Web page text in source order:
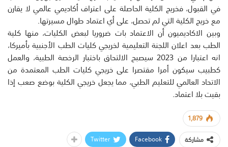
في القبول، فخريج الكلية الحاصلة على اعتراف أكاديمي عالمي لا يقارن
مع خريج الكلية التي لم تحصل، على أي اعتماد طوال مسيرتها.
وبين الاكاديميون أن الاعتماد بات ضروريا لبعض الكليات، منها كلية
الطب بعد اعلان اللجنة التعليمية لخريجي كليات الطب الأجنبية بأميركا،
انه اعتبارا من 2023 سيصبح الالتحاق باختبار الرخصة الطبية، والعمل
كطبيب سيكون أمرا مقتصرا على خريجي كليات الطب المعتمدة من
الاتحاد العالمي للتعليم الطبي، مما يجعل خريجي الكلية بوضع صعب إذا
بقيت بلا اعتماد.
1,879
مشاركة
Facebook
Twitter